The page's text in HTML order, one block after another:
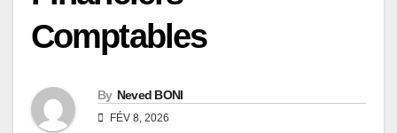
Comptables
By Neved BONI
FÉV 8, 2026